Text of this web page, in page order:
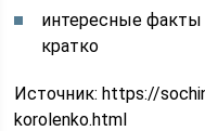
интересные факты
кратко
Источник:https://
korolenko.html